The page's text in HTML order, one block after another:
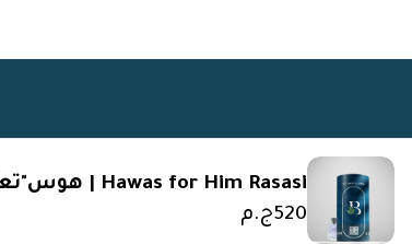
Hawas for Him Rasasi | هوس"تعتيق"
520ج.م